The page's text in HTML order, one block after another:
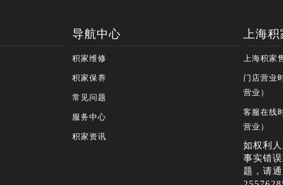
导航中心
积家维修
积家保养
常见问题
服务中心
积家资讯
上海积
上海积家
门店营业
营业）
客服在线
营业）
如权利
事实错
题，请通